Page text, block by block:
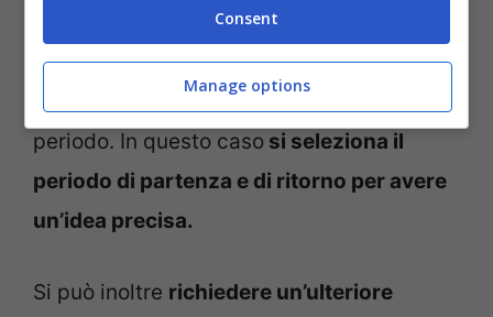
impostare un ulteriore filtro, comodo per
chi ha ad esempio una settimana di ferie e
deve per forza incastrare il viaggio in quel
periodo. In questo caso si seleziona il
periodo di partenza e di ritorno per avere
un’idea precisa.
Si può inoltre richiedere un’ulteriore
Consent
Manage options